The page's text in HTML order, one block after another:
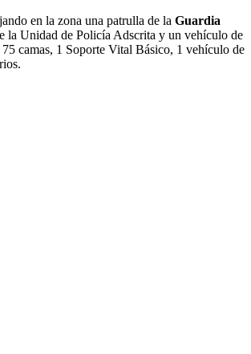
en la zona una patrulla de la Guardia
la Unidad de Policía Adscrita y un vehículo de
camas, 1 Soporte Vital Básico, 1 vehículo de